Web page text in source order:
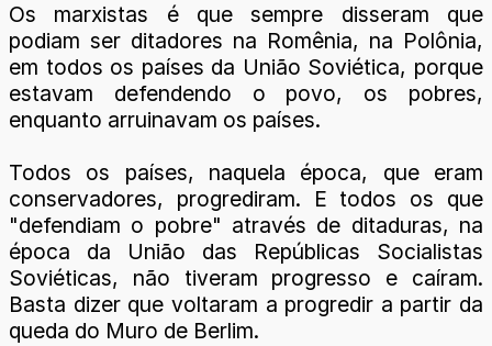
Os marxistas é que sempre disseram que
podiam ser ditadores na Romênia, na Polônia,
em todos os países da União Soviética, porque
estavam defendendo o povo, os pobres,
enquanto arruinavam os países.
Todos os países, naquela época, que eram
conservadores, progrediram. E todos os que
"defendiam o pobre" através de ditaduras, na
época da União das Repúblicas Socialistas
Soviéticas, não tiveram progresso e caíram.
Basta dizer que voltaram a progredir a partir da
queda do Muro de Berlim.